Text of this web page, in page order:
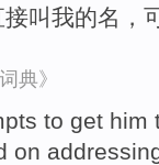
接叫我的名 ，
典》
to get him
on